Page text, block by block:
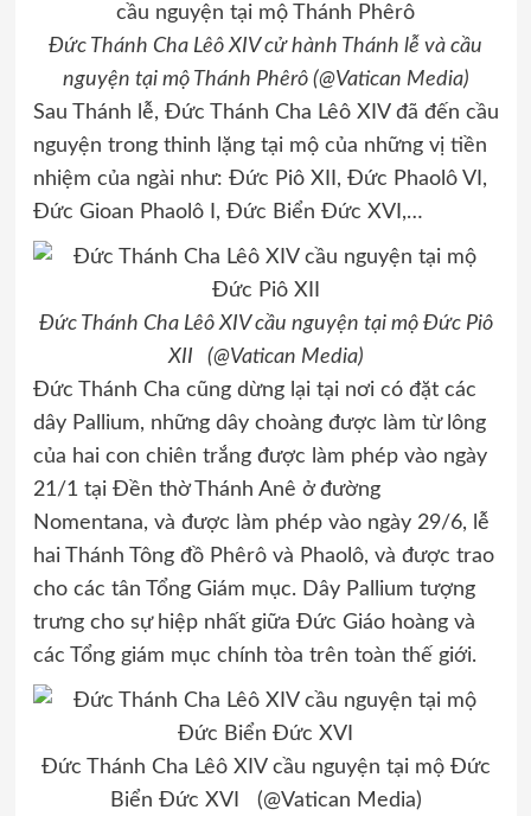
Đức Thánh Cha Lêô XIV cử hành Thánh lễ và cầu
nguyện tại mộ Thánh Phêrô (@Vatican Media)
Sau Thánh lễ, Đức Thánh Cha Lêô XIV đã đến cầu
nguyện trong thinh lặng tại mộ của những vị tiền
nhiệm của ngài như: Đức Piô XII, Đức Phaolô VI,
Đức Gioan Phaolô I, Đức Biển Đức XVI,…
Đức Thánh Cha Lêô XIV cầu nguyện tại mộ Đức Piô
XII (@Vatican Media)
Đức Thánh Cha cũng dừng lại tại nơi có đặt các
dây Pallium, những dây choàng được làm từ lông
của hai con chiên trắng được làm phép vào ngày
21/1 tại Đền thờ Thánh Anê ở đường
Nomentana, và được làm phép vào ngày 29/6, lễ
hai Thánh Tông đồ Phêrô và Phaolô, và được trao
cho các tân Tổng Giám mục. Dây Pallium tượng
trưng cho sự hiệp nhất giữa Đức Giáo hoàng và
các Tổng giám mục chính tòa trên toàn thế giới.
Đức Thánh Cha Lêô XIV cầu nguyện tại mộ Đức
Biển Đức XVI (@Vatican Media)